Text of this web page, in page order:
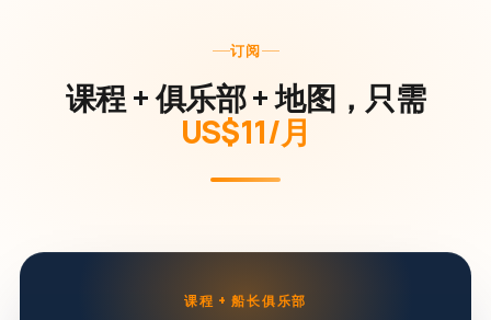
订阅
课程 + 俱乐部 + 地图，只需
US$11/月
课程 + 船长俱乐部